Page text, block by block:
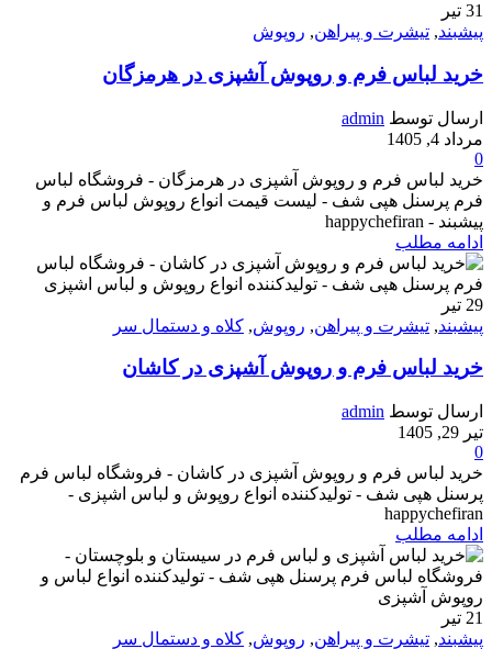
31 تیر
پیشبند, تیشرت و پیراهن, روپوش
خرید لباس فرم و روپوش آشپزی در هرمزگان
ارسال توسط admin
مرداد 4, 1405
0
خرید لباس فرم و روپوش آشپزی در هرمزگان - فروشگاه لباس
فرم پرسنل هپی شف - لیست قیمت انواع روپوش لباس فرم و
پیشبند - happychefiran
ادامه مطلب
29 تیر
پیشبند, تیشرت و پیراهن, روپوش, کلاه و دستمال سر
خرید لباس فرم و روپوش آشپزی در کاشان
ارسال توسط admin
تیر 29, 1405
0
خرید لباس فرم و روپوش آشپزی در کاشان - فروشگاه لباس فرم
پرسنل هپی شف - تولیدکننده انواع روپوش و لباس اشپزی -
happychefiran
ادامه مطلب
21 تیر
پیشبند, تیشرت و پیراهن, روپوش, کلاه و دستمال سر